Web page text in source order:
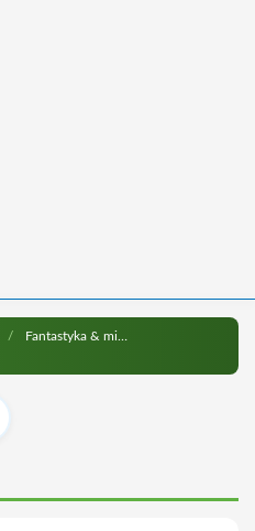
Fantastyka & mitologia